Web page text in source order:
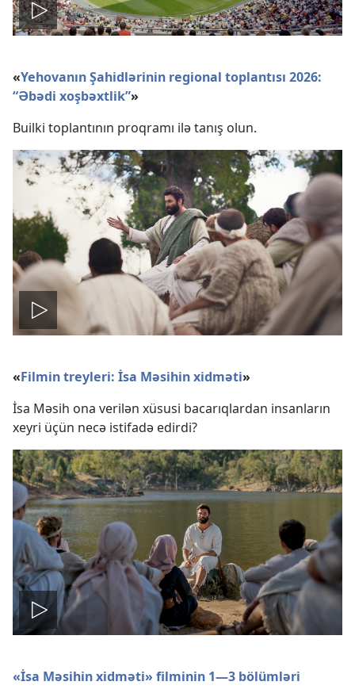
Nümayiş
«Yehovanın Şahidlərinin regional toplantısı 2026:
“Əbədi xoşbəxtlik”»
Builki toplantının proqramı ilə tanış olun.
Nümayiş
«Filmin treyleri: İsa Məsihin xidməti»
İsa Məsih ona verilən xüsusi bacarıqlardan insanların
xeyri üçün necə istifadə edirdi?
Nümayiş
«İsa Məsihin xidməti» filminin 1—3 bölümləri